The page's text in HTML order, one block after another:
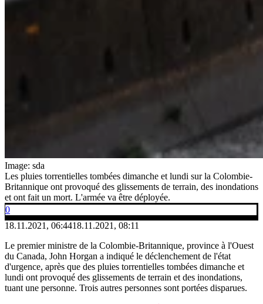
Image: sda
Les pluies torrentielles tombées dimanche et lundi sur la Colombie-
Britannique ont provoqué des glissements de terrain, des inondations
et ont fait un mort. L'armée va être déployée.
0
18.11.2021, 06:4418.11.2021, 08:11
Le premier ministre de la Colombie-Britannique, province à l'Ouest
du Canada, John Horgan a indiqué le déclenchement de l'état
d'urgence, après que des pluies torrentielles tombées dimanche et
lundi ont provoqué des glissements de terrain et des inondations,
tuant une personne. Trois autres personnes sont portées disparues.